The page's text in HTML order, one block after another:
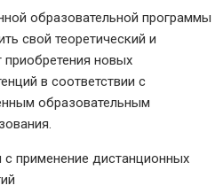
образовательной программы
свой теоретический и
приобретения новых
в соответствии с
образовательным
с применение дистанционных